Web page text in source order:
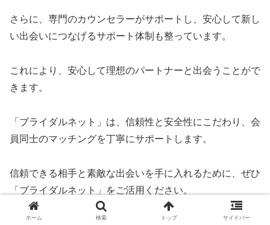
さらに、専門のカウンセラーがサポートし、安心して新し
い出会いにつなげるサポート体制も整っています。
これにより、安心して理想のパートナーと出会うことがで
きます。
「ブライダルネット」は、信頼性と安全性にこだわり、会
員同士のマッチングを丁寧にサポートします。
信頼できる相手と素敵な出会いを手に入れるために、ぜひ
「ブライダルネット」をご活用ください。
ホーム 検索 トップ サイドバー